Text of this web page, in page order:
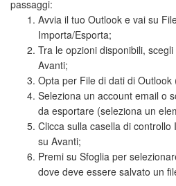
passaggi:
Avvia il tuo Outlook e vai su
Importa/Esporta;
Tra le opzioni disponibili,
Avanti;
Opta per File di dati di
Seleziona un account email o
da esportare (seleziona un
Clicca sulla casella di
su Avanti;
Premi su Sfoglia per
dove deve essere salvato un